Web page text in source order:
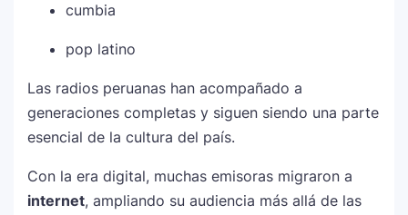
cumbia
pop latino
Las radios peruanas han acompañado a
generaciones completas y siguen siendo una parte
esencial de la cultura del país.
Con la era digital, muchas emisoras migraron a
internet, ampliando su audiencia más allá de las